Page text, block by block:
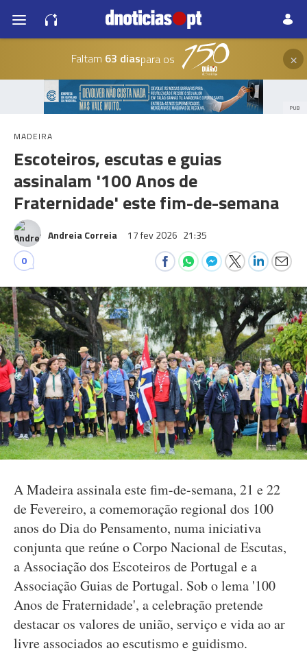
Faltam 63 diaspara os ×
PUB
MADEIRA
Escoteiros, escutas e guias
assinalam '100 Anos de
Fraternidade' este fim-de-semana
Andreia Correia 17 fev 2026 21:35
0
A Madeira assinala este fim-de-semana, 21 e 22
de Fevereiro, a comemoração regional dos 100
anos do Dia do Pensamento, numa iniciativa
conjunta que reúne o Corpo Nacional de Escutas,
a Associação dos Escoteiros de Portugal e a
Associação Guias de Portugal. Sob o lema '100
Anos de Fraternidade', a celebração pretende
destacar os valores de união, serviço e vida ao ar
livre associados ao escutismo e guidismo.